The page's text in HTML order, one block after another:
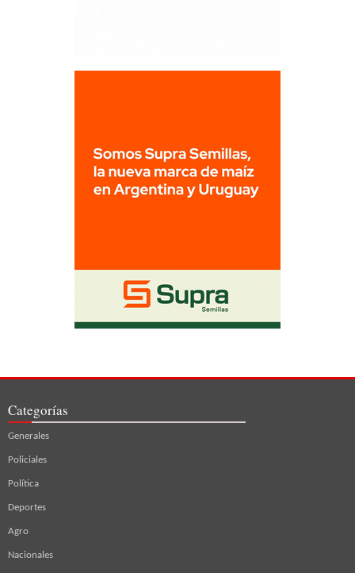
Categorías
Generales
Policiales
Política
Deportes
Agro
Nacionales